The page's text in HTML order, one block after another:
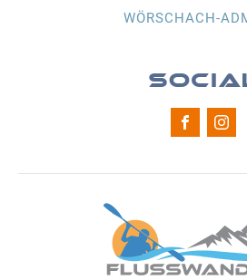
WÖRSCHACH-